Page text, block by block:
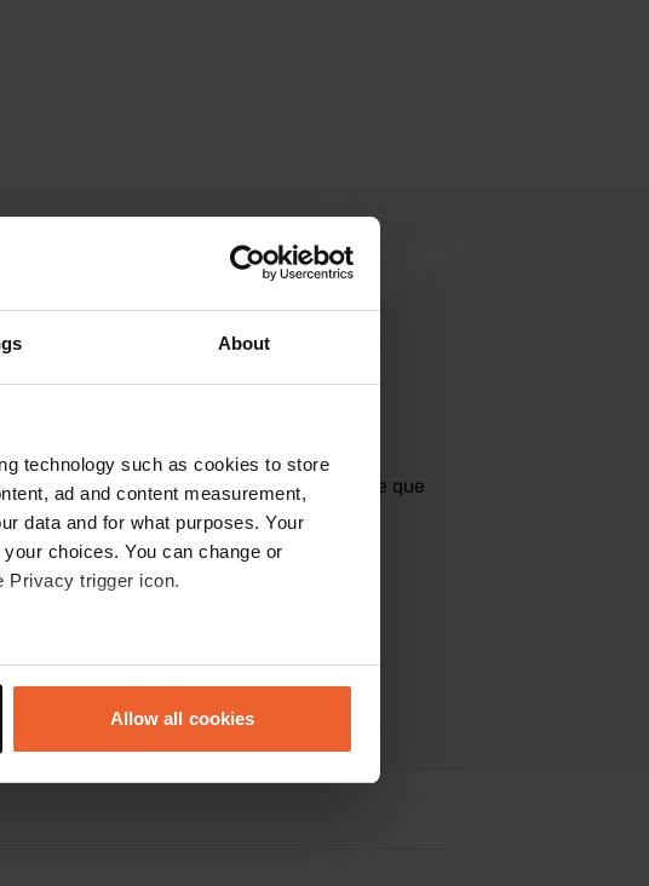
About
technology such as cookies to store
ad and content measurement,
data and for what purposes. Your
choices. You can change or
Privacy trigger icon.
within several meters
in the
Allow all cookies
Ajouter un avis
êtes déjà venu ici ? Dites aux autres ce que
vous en pensez.